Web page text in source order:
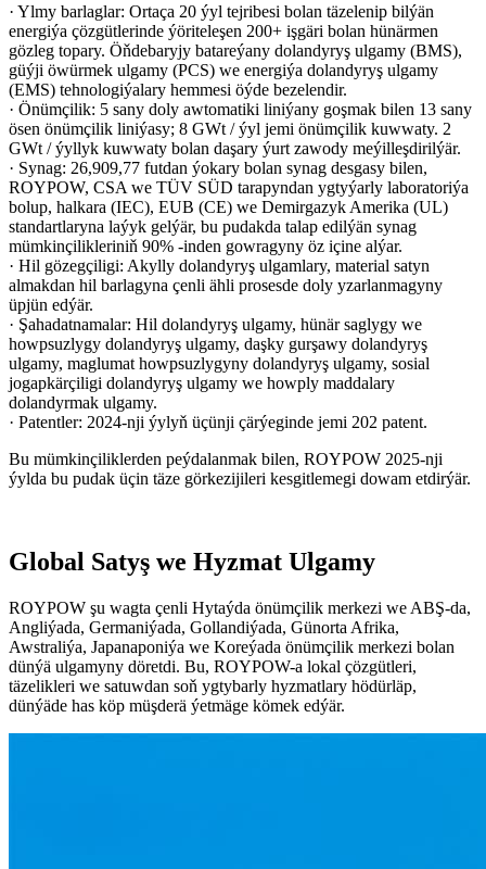
· Ylmy barlaglar: Ortaça 20 ýyl tejribesi bolan täzelenip bilýän
energiýa çözgütlerinde ýöriteleşen 200+ işgäri bolan hünärmen
gözleg topary. Öňdebaryjy batareýany dolandyryş ulgamy (BMS),
güýji öwürmek ulgamy (PCS) we energiýa dolandyryş ulgamy
(EMS) tehnologiýalary hemmesi öýde bezelendir.
· Önümçilik: 5 sany doly awtomatiki liniýany goşmak bilen 13 sany
ösen önümçilik liniýasy; 8 GWt / ýyl jemi önümçilik kuwwaty. 2
GWt / ýyllyk kuwwaty bolan daşary ýurt zawody meýilleşdirilýär.
· Synag: 26,909,77 futdan ýokary bolan synag desgasy bilen,
ROYPOW, CSA we TÜV SÜD tarapyndan ygtyýarly laboratoriýa
bolup, halkara (IEC), EUB (CE) we Demirgazyk Amerika (UL)
standartlaryna laýyk gelýär, bu pudakda talap edilýän synag
mümkinçilikleriniň 90% -inden gowragyny öz içine alýar.
· Hil gözegçiligi: Akylly dolandyryş ulgamlary, material satyn
almakdan hil barlagyna çenli ähli prosesde doly yzarlanmagyny
üpjün edýär.
· Şahadatnamalar: Hil dolandyryş ulgamy, hünär saglygy we
howpsuzlygy dolandyryş ulgamy, daşky gurşawy dolandyryş
ulgamy, maglumat howpsuzlygyny dolandyryş ulgamy, sosial
jogapkärçiligi dolandyryş ulgamy we howply maddalary
dolandyrmak ulgamy.
· Patentler: 2024-nji ýylyň üçünji çärýeginde jemi 202 patent.
Bu mümkinçiliklerden peýdalanmak bilen, ROYPOW 2025-nji
ýylda bu pudak üçin täze görkezijileri kesgitlemegi dowam etdirýär.
Global Satyş we Hyzmat Ulgamy
ROYPOW şu wagta çenli Hytaýda önümçilik merkezi we ABŞ-da,
Angliýada, Germaniýada, Gollandiýada, Günorta Afrika,
Awstraliýa, Japanaponiýa we Koreýada önümçilik merkezi bolan
dünýä ulgamyny döretdi. Bu, ROYPOW-a lokal çözgütleri,
täzelikleri we satuwdan soň ygtybarly hyzmatlary hödürläp,
dünýäde has köp müşderä ýetmäge kömek edýär.